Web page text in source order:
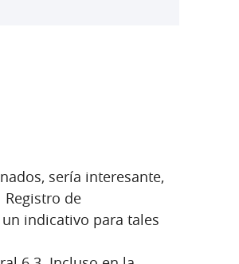
sería interesante,
de
indicativo para tales